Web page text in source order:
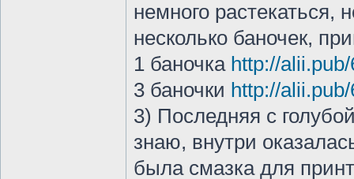
немного растекаться,
несколько баночек,
1 баночка http://
3 баночки http://
3) Последняя с
знаю, внутри
была смазка для